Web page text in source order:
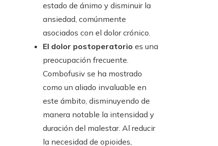
estado de ánimo y disminuir la
ansiedad, comúnmente
asociados con el dolor crónico.
El dolor postoperatorio es una
preocupación frecuente.
Combofusiv se ha mostrado
como un aliado invaluable en
este ámbito, disminuyendo de
manera notable la intensidad y
duración del malestar. Al reducir
la necesidad de opioides,